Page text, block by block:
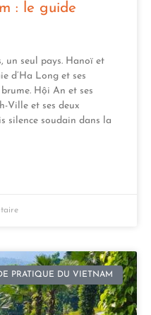
: le guide
un seul pays. Hanoï et
d’Ha Long et ses
Hội An et ses
Ville et ses deux
silence soudain dans la
PRATIQUE DU VIETNAM